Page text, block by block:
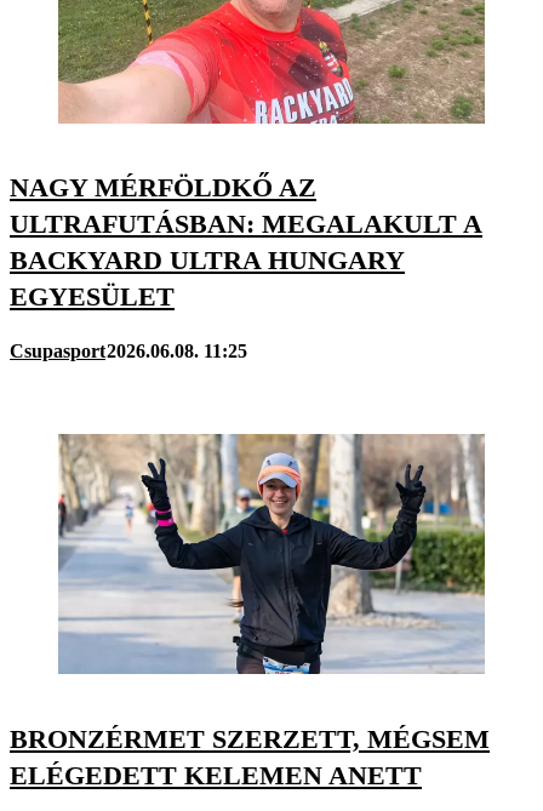
NAGY MÉRFÖLDKŐ AZ
ULTRAFUTÁSBAN: MEGALAKULT A
BACKYARD ULTRA HUNGARY
EGYESÜLET
Csupasport2026.06.08. 11:25
BRONZÉRMET SZERZETT, MÉGSEM
ELÉGEDETT KELEMEN ANETT